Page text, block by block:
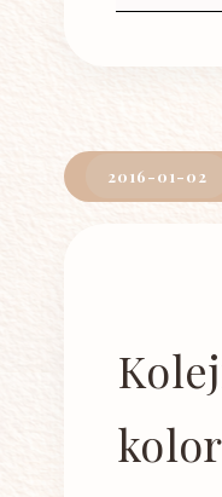
2016-01-02